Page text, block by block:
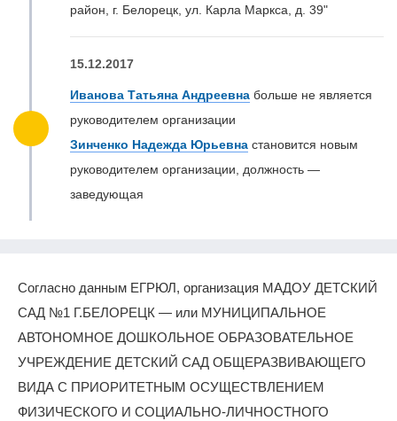
район, г. Белорецк, ул. Карла Маркса, д. 39"
15.12.2017
Иванова Татьяна Андреевна больше не является
руководителем организации
Зинченко Надежда Юрьевна становится новым
руководителем организации, должность —
заведующая
Согласно данным ЕГРЮЛ, организация МАДОУ ДЕТСКИЙ
САД №1 Г.БЕЛОРЕЦК — или МУНИЦИПАЛЬНОЕ
АВТОНОМНОЕ ДОШКОЛЬНОЕ ОБРАЗОВАТЕЛЬНОЕ
УЧРЕЖДЕНИЕ ДЕТСКИЙ САД ОБЩЕРАЗВИВАЮЩЕГО
ВИДА С ПРИОРИТЕТНЫМ ОСУЩЕСТВЛЕНИЕМ
ФИЗИЧЕСКОГО И СОЦИАЛЬНО-ЛИЧНОСТНОГО